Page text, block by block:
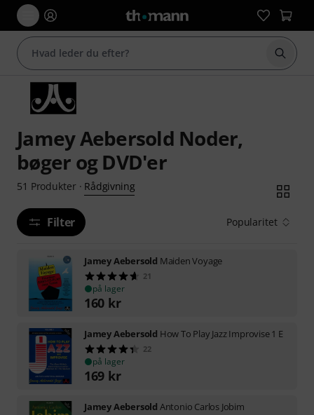
Start
Jamey Aebersold Noder,
bøger og DVD'er
51 Produkter· Rådgivning
Filter Popularitet
Jamey Aebersold Maiden Voyage
21
på lager
160 kr
Jamey Aebersold How To Play Jazz Improvise 1 E
22
på lager
169 kr
Jamey Aebersold Antonio Carlos Jobim